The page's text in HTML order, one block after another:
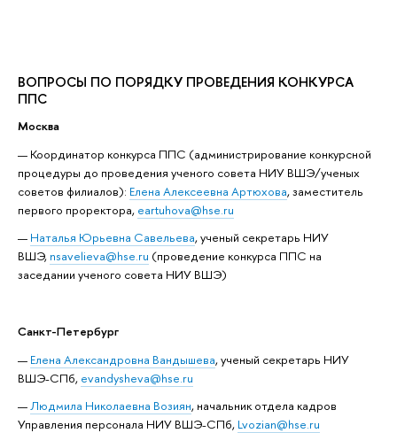
ВОПРОСЫ ПО ПОРЯДКУ ПРОВЕДЕНИЯ КОНКУРСА
ППС
Москва
Координатор конкурса ППС (администрирование конкурсной
процедуры до проведения ученого совета НИУ ВШЭ/ученых
советов филиалов): Елена Алексеевна Артюхова, заместитель
первого проректора, eartuhova@hse.ru
Наталья Юрьевна Савельева, ученый секретарь НИУ
ВШЭ, nsavelieva@hse.ru (проведение конкурса ППС на
заседании ученого совета НИУ ВШЭ)
Санкт-Петербург
Елена Александровна Вандышева, ученый секретарь НИУ
ВШЭ-СПб, evandysheva@hse.ru
Людмила Николаевна Возиян, начальник отдела кадров
Управления персонала НИУ ВШЭ-СПб, Lvozian@hse.ru